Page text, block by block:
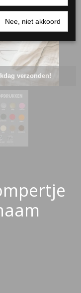
verzonden!
Nee, niet akkoord